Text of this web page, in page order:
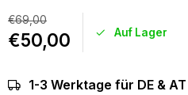
€69,00
€50,00 Auf Lager
1-3 Werktage für DE & AT